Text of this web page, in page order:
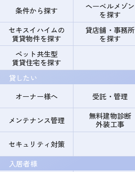
条件から探す
ヘーベルメゾン
を探す
セキスイハイムの
賃貸物件を探す
貸店舗・事務所
を探す
ペット共生型
賃貸住宅を探す
貸したい
オーナー様へ
受託・管理
メンテナンス管理
無料建物診断
外装工事
セキュリティ対策
入居者様